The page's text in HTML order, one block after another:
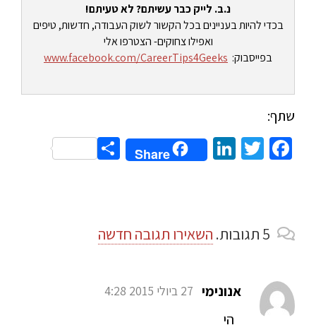
נ.ב. לייק כבר עשיתם? לא טעיתם!
בכדי להיות בעניינים בכל הקשור לשוק העבודה, חדשות, טיפים
ואפילו צחוקים- הצטרפו אלי
בפייסבוק: www.facebook.com/CareerTips4Geeks
שתף:
Facebook
Twitter
LinkedIn
Share
Share
5 תגובות. השאירו תגובה חדשה
אנונימי 27 ביולי 2015 4:28
הי